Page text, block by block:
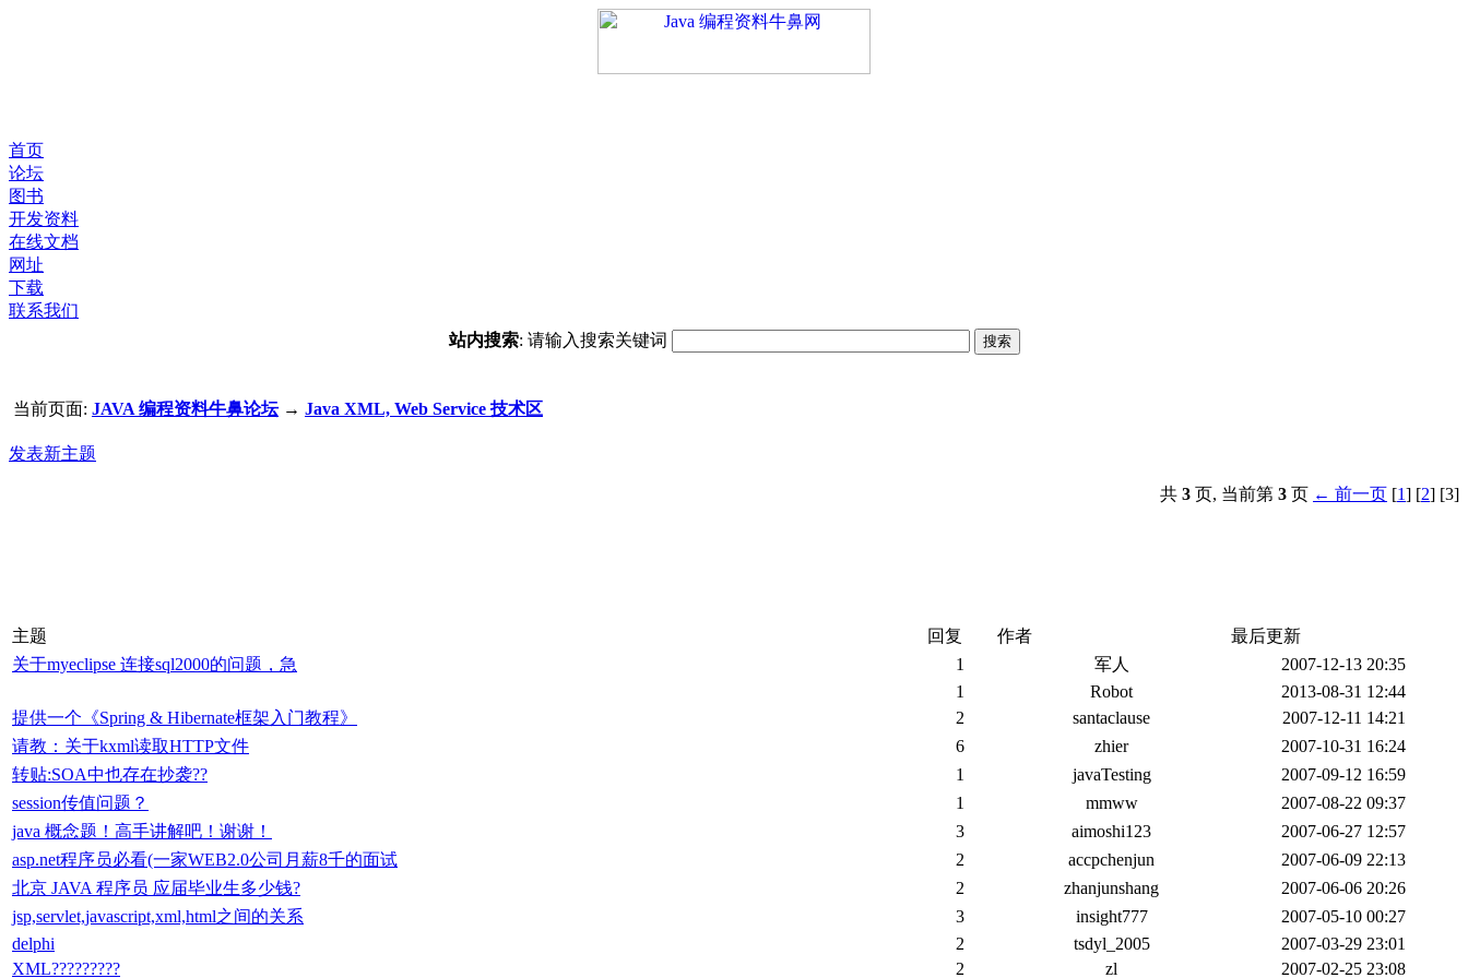
首页
论坛
图书
开发资料
在线文档
网址
下载
联系我们
站内搜索: 请输入搜索关键词
当前页面: JAVA 编程资料牛鼻论坛→ Java XML, Web Service 技术区
发表新主题
共 3 页, 当前第 3 页 ← 前一页 [1] [2] [3]
主题 回复 作者
最后更新
关于myeclipse 连接sql2000的问题，急
1 军人
2007-12-13 20:35
1
Robot
2013-08-31 12:44
提供一个《Spring & Hibernate框架入门教程》
2 santaclause
2007-12-11 14:21
请教：关于kxml读取HTTP文件
6 zhier
2007-10-31 16:24
转贴:SOA中也存在抄袭??
1 javaTesting
2007-09-12 16:59
session传值问题？
1 mmww
2007-08-22 09:37
java 概念题！高手讲解吧！谢谢！
3 aimoshi123
2007-06-27 12:57
asp.net程序员必看(一家WEB2.0公司月薪8千的面试
2 accpchenjun
2007-06-09 22:13
北京 JAVA 程序员 应届毕业生多少钱?
2 zhanjunshang
2007-06-06 20:26
jsp,servlet,javascript,xml,html之间的关系
3 insight777
2007-05-10 00:27
delphi
2 tsdyl_2005
2007-03-29 23:01
XML?????????
2 zl 2007-02-25 23:08